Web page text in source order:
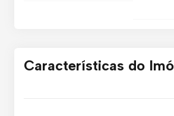
Características do